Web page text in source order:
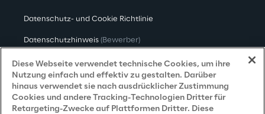
Datenschutz- und Cookie Richtlinie
Datenschutzhinweis (Bewerber)
Datenschutzhinweis(Kunden)
Datenschutzhinweis (Dienstleister)
Datenschutzhinweis (Marketing)
Diese Webseite verwendet technische Cookies, um ihre
Nutzung einfach und effektiv zu gestalten. Darüber
hinaus verwendet sie nach ausdrücklicher Zustimmung
Cookies und andere Tracking-Technologien Dritter für
Retargeting-Zwecke auf Plattformen Dritter. Diese